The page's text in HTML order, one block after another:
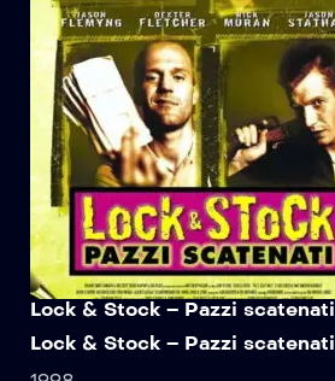
Lock & Stock – Pazzi scatenati
Lock & Stock – Pazzi scatenati